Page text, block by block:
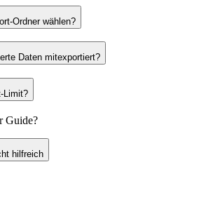
Ordner wählen?
Daten mitexportiert?
Limit?
Guide?
hilfreich